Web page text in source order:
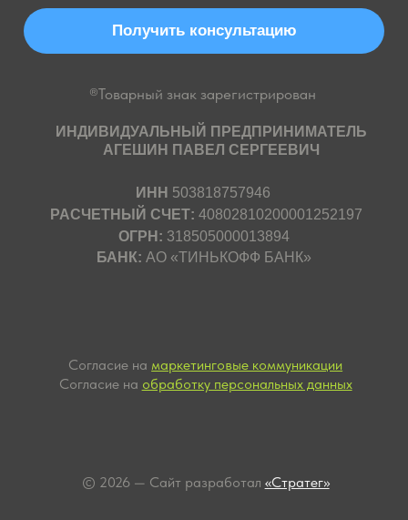
© 2026 — Сайт разработал«Стратег»
Согласие намаркетинговые коммуникации
обработку персональных данных